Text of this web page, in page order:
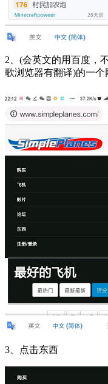
2、(会英文的用百度，
歌浏览器有翻译)的一
3、点击东西